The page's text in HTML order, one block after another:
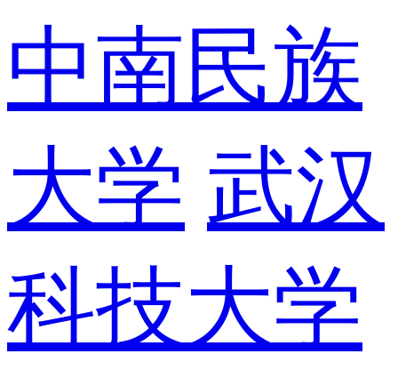
中南民族
大学 武汉
科技大学